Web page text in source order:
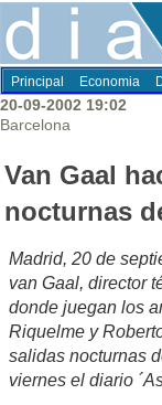
Principal Economia
20-09-2002 19:02
Barcelona
Van Gaal
nocturnas
Madrid, 20 de
van Gaal, director
donde juegan los
Riquelme y
salidas nocturnas
viernes el diario